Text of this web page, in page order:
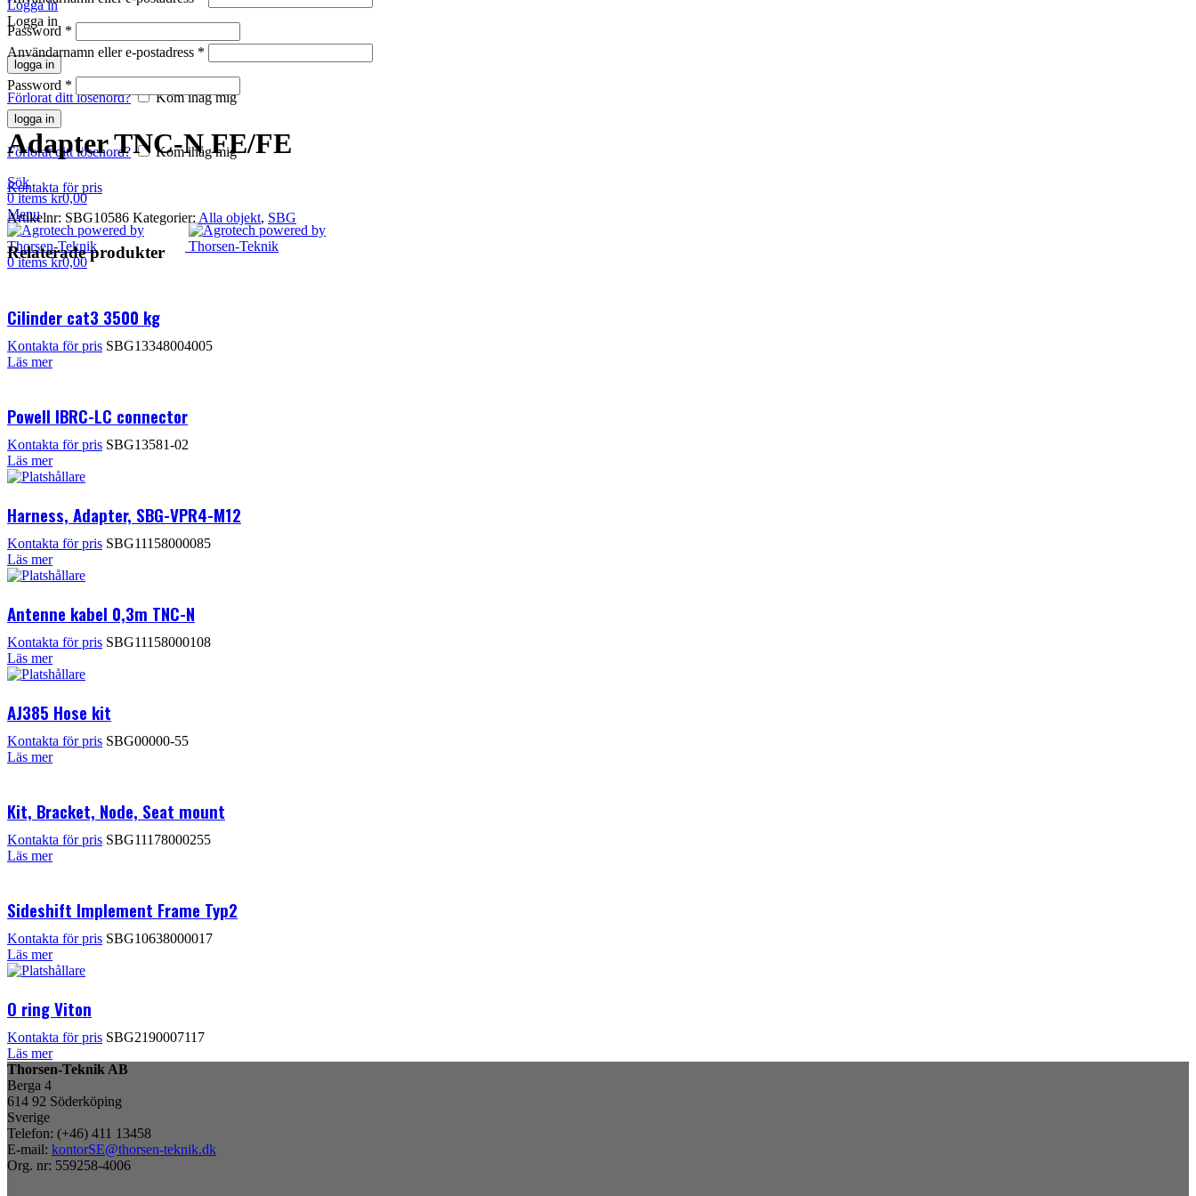
Password *
logga in
Förlorat ditt lösenord? Kom ihåg mig
Logga in
Logga in
Användarnamn eller e-postadress *
Password *
logga in
Förlorat ditt lösenord?
Kom ihåg mig
Sök
0items kr0,00
Menu
0items kr0,00
Klicka för att förstora
Adapter TNC-N FE/FE
Kontakta för pris
Artikelnr: SBG10586 Kategorier: Alla objekt, SBG
Relaterade produkter
Cilinder cat3 3500 kg
Kontakta för pris SBG13348004005
Läs mer
Powell IBRC-LC connector
Kontakta för pris SBG13581-02
Läs mer
Harness, Adapter, SBG-VPR4-M12
Kontakta för pris SBG11158000085
Läs mer
Antenne kabel 0,3m TNC-N
Kontakta för pris SBG11158000108
Läs mer
AJ385 Hose kit
Kontakta för pris SBG00000-55
Läs mer
Kit, Bracket, Node, Seat mount
Kontakta för pris SBG11178000255
Läs mer
Sideshift Implement Frame Typ2
Kontakta för pris SBG10638000017
Läs mer
O ring Viton
Kontakta för pris SBG2190007117
Läs mer
Thorsen-Teknik AB
Berga 4
614 92 Söderköping
Sverige
Telefon: (+46) 411 13458
E-mail: kontorSE@thorsen-teknik.dk
Org. nr: 559258-4006